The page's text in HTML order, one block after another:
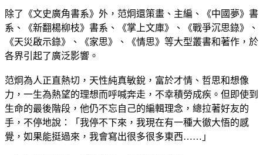
除了《文史廣角書系》外，范炯還策畫、主編、《中國夢》書
系、《新翻楊柳枝》書系、《掌上文庫》、《戰爭沉思錄》、
《天災啟示錄》、《家思》、《情思》等大型叢書和著作，於
各界引起了廣泛影響。
范炯為人正直熱切，天性純真敏銳，富於才情、哲思和想像
力，一生為熱望的理想而呼喊奔走，不幸積勞成疾。但即使到
生命的最後階段，他仍不忘自己的編輯理念，總拉著好友的
手，不停地說：「我停不下來，我現在有一種大徹大悟的感
覺，如果能挺過來，我會寫出很多很多東西……」